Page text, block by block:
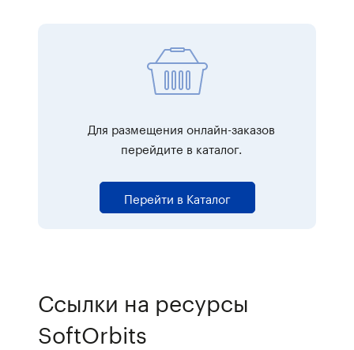
Для размещения онлайн-заказов
перейдите в каталог.
Перейти в Каталог
Ссылки на ресурсы
SoftOrbits